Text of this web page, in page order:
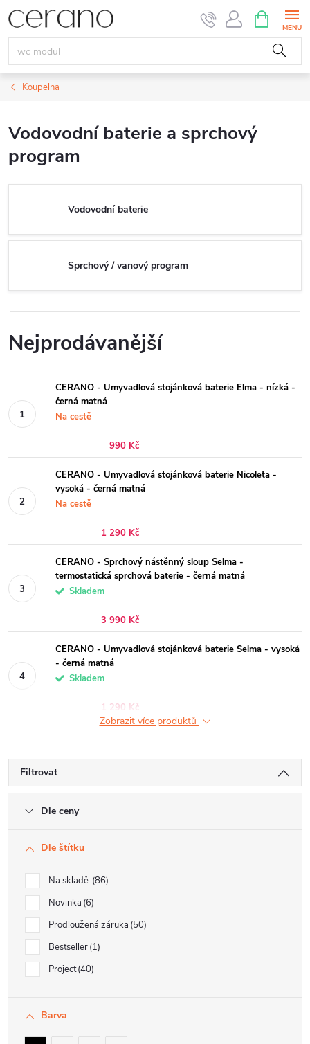
Přejít
na
obsah
NÁKUPNÍ
KOŠÍK
Koupelna
Vodovodní baterie a sprchový
program
Vodovodní baterie
Sprchový / vanový program
Nejprodávanější
CERANO - Umyvadlová stojánková baterie Elma - nízká -
černá matná
Na cestě
990 Kč
CERANO - Umyvadlová stojánková baterie Nicoleta -
vysoká - černá matná
Na cestě
1 290 Kč
CERANO - Sprchový nástěnný sloup Selma -
termostatická sprchová baterie - černá matná
Skladem
3 990 Kč
CERANO - Umyvadlová stojánková baterie Selma - vysoká
- černá matná
Skladem
1 290 Kč
Zobrazit více produktů
Filtrovat
Dle ceny
Dle štítku
Na skladě 86
Novinka 6
Prodloužená záruka 50
Bestseller 1
Project 40
Barva